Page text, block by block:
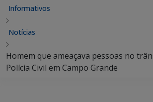
Informativos
Notícias
Homem que ameaçava pessoas no
Polícia Civil em Campo Grande